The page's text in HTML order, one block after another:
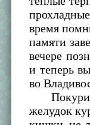
время
памяти
вечере
и теперь
во
желудок